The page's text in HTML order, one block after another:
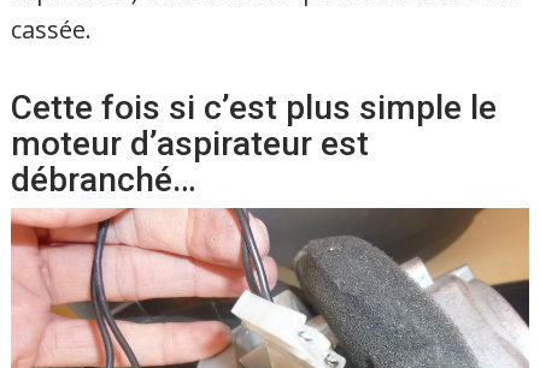
cassée.
Cette fois si c’est plus simple le
moteur d’aspirateur est
débranché…